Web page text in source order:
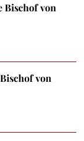
Bischof von
von